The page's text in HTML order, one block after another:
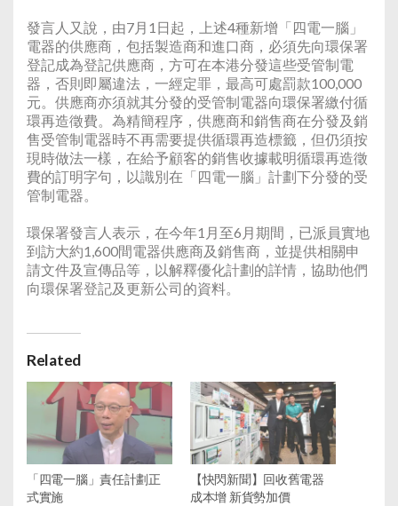
發言人又說，由7月1日起，上述4種新增「四電一腦」
電器的供應商，包括製造商和進口商，必須先向環保署
登記成為登記供應商，方可在本港分發這些受管制電
器，否則即屬違法，一經定罪，最高可處罰款100,000
元。供應商亦須就其分發的受管制電器向環保署繳付循
環再造徵費。為精簡程序，供應商和銷售商在分發及銷
售受管制電器時不再需要提供循環再造標籤，但仍須按
現時做法一樣，在給予顧客的銷售收據載明循環再造徵
費的訂明字句，以識別在「四電一腦」計劃下分發的受
管制電器。
環保署發言人表示，在今年1月至6月期間，已派員實地
到訪大約1,600間電器供應商及銷售商，並提供相關申
請文件及宣傳品等，以解釋優化計劃的詳情，協助他們
向環保署登記及更新公司的資料。
Related
「四電一腦」責任計劃正
式實施
【快閃新聞】回收舊電器
成本增 新貨勢加價